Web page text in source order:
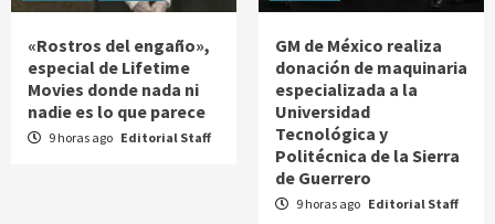
«Rostros del engaño»,
especial de Lifetime
Movies donde nada ni
nadie es lo que parece
9 horas ago Editorial Staff
GM de México realiza
donación de maquinaria
especializada a la
Universidad
Tecnológica y
Politécnica de la Sierra
de Guerrero
9 horas ago Editorial Staff